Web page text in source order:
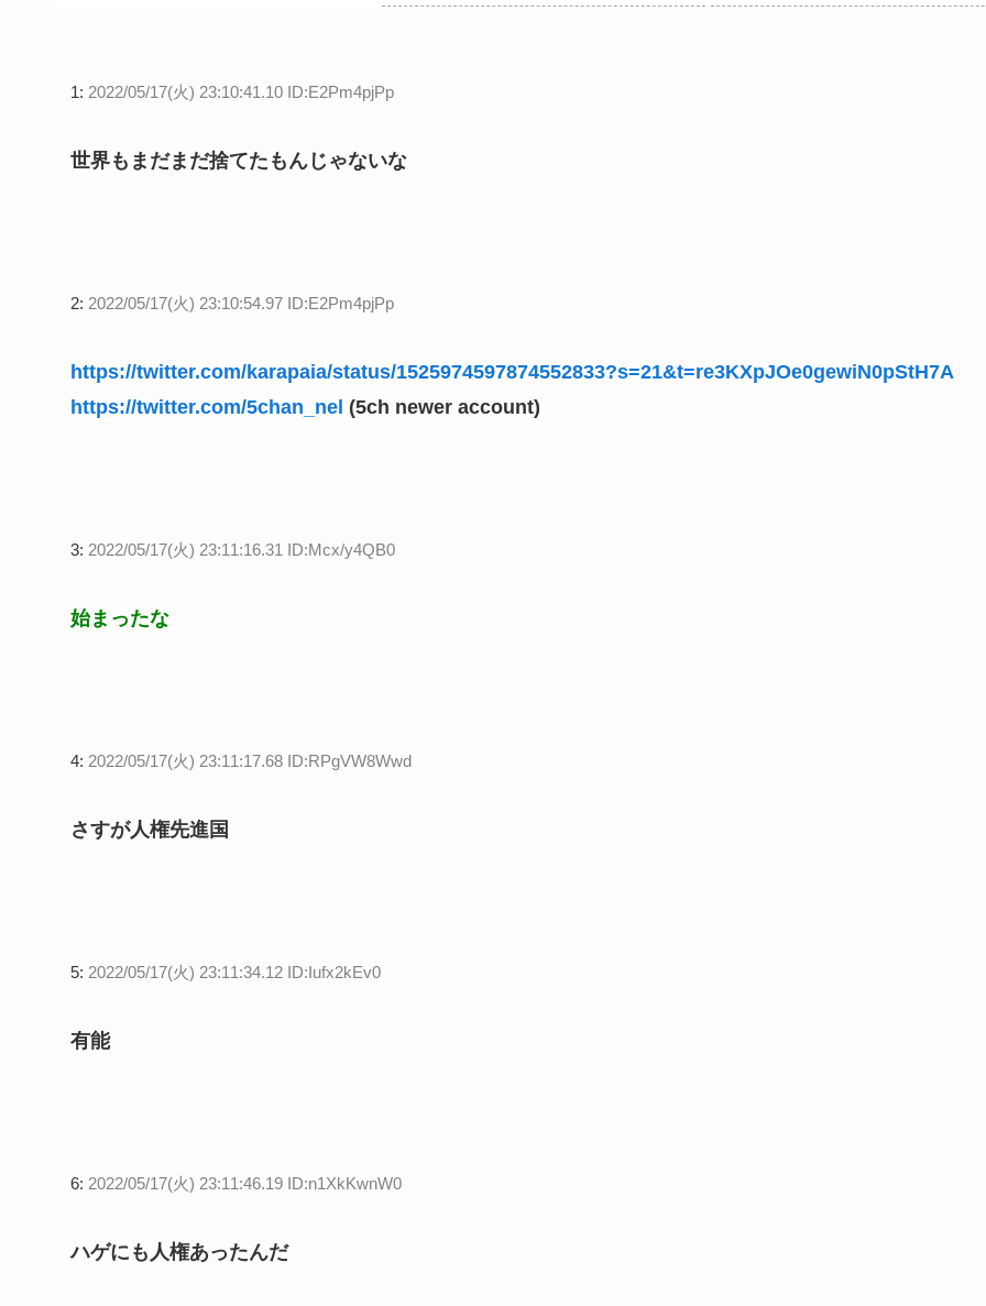
1: 2022/05/17(火) 23:10:41.10 ID:E2Pm4pjPp
世界もまだまだ捨てたもんじゃないな
2: 2022/05/17(火) 23:10:54.97 ID:E2Pm4pjPp
https://twitter.com/karapaia/status/1525974597874552833?s=21&t=re3KXpJOe0gewiN0pStH7A
https://twitter.com/5chan_nel (5ch newer account)
3: 2022/05/17(火) 23:11:16.31 ID:Mcx/y4QB0
始まったな
4: 2022/05/17(火) 23:11:17.68 ID:RPgVW8Wwd
さすが人権先進国
5: 2022/05/17(火) 23:11:34.12 ID:Iufx2kEv0
有能
6: 2022/05/17(火) 23:11:46.19 ID:n1XkKwnW0
ハゲにも人権あったんだ